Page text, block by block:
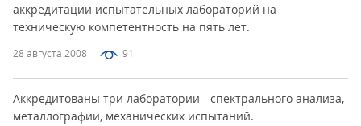
28 августа 2008 91
аккредитации испытательных лабораторий на
техническую компетентность на пять лет.
Аккредитованы три лаборатории - спектрального анализа,
металлографии, механических испытаний.